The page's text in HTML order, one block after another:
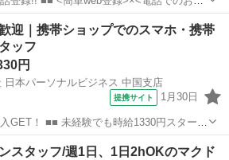
探しが可能です♪ 基本情報を入力したら
OK★ 営業、ラウンダー、事務のお仕事も
迎｜携帯ショップでのスマホ・携帯
ッフ
円
日本パーソナルビジネス 中国支店
提携サイト 1月30日
GET！ ■■ 未経験でも時給1330円スタート
登用制度もあるので、ゆくゆくは社員に
要！カンタン電話登
スタッフ/週1日、1日2hOKのマクド